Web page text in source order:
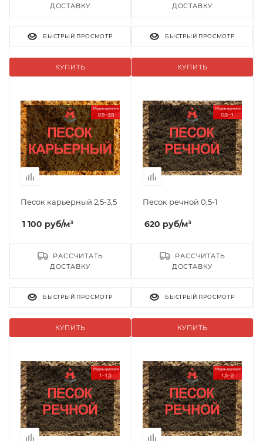
КУПИТЬ
ДОСТАВКУ
БЫСТРЫЙ ПРОСМОТР
КУПИТЬ
ДОСТАВКУ
БЫСТРЫЙ ПРОСМОТР
Песок карьерный 2,5-3,5
1 100 руб/м³
КУПИТЬ
РАССЧИТАТЬ
ДОСТАВКУ
БЫСТРЫЙ ПРОСМОТР
Песок речной 0,5-1
620 руб/м³
КУПИТЬ
РАССЧИТАТЬ
ДОСТАВКУ
БЫСТРЫЙ ПРОСМОТР